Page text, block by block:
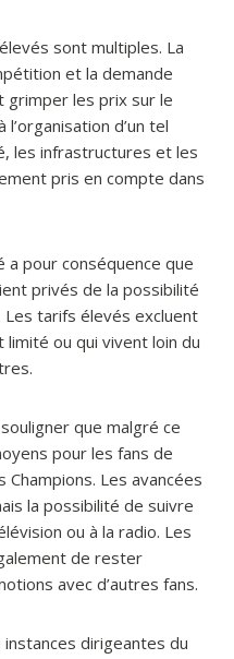
sont multiples. La
et la demande
grimper les prix sur le
d’un tel
les infrastructures et les
pris en compte dans
pour conséquence que
privés de la possibilité
Les tarifs élevés excluent
ou qui vivent loin du
que malgré ce
pour les fans de
Champions. Les avancées
la possibilité de suivre
ou à la radio. Les
de rester
avec d’autres fans.
dirigeantes du